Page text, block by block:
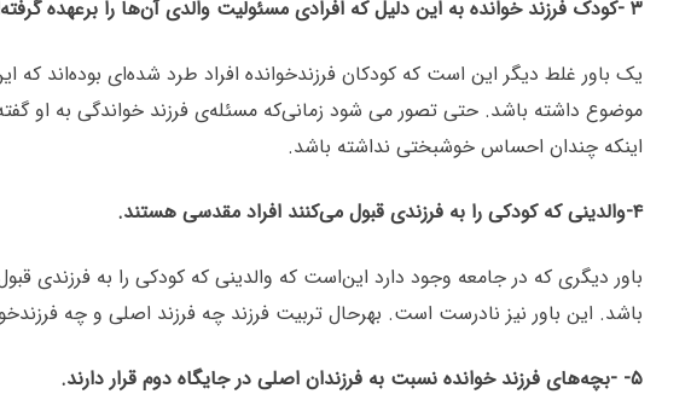
۳ -کودک فرزند خوانده به این دلیل که افرادی مسئولیت والدی آن‌ها را برعهده گرفته‌اند باید احساس خوشبختی کنند.
یک باور غلط دیگر این است که کودکان فرزندخوانده افراد طرد شده‌ای بوده‌اند
موضوع داشته باشد. حتی تصور می شود زمانی‌که مسئله‌ی فرزند خواندگی به او
اینکه چندان احساس خوشبختی نداشته باشد.
۴-والدینی که کودکی را به فرزندی قبول می‌کنند افراد مقدسی هستند.
باور دیگری که در جامعه وجود دارد این‌است که والدینی که کودکی را به فرزندی
باشد. این باور نیز نادرست است. بهرحال تربیت فرزند چه فرزند اصلی و چه
۵- -بچه‌های فرزند خوانده نسبت به فرزندان اصلی در جایگاه دوم قرار دارند.